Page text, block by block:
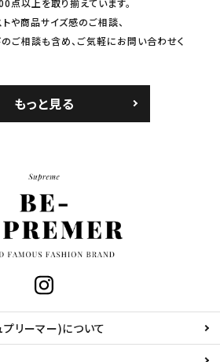
や商品サイズ感のご相談、
ご相談も含め、ご気軽にお問い合わせく
もっと見る
リーマー)について